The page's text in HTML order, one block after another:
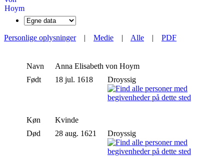
Personlige oplysninger| Medie | Alle | PDF
Navn Anna Elisabeth von Hoym
Født
18 jul. 1618 Droyssig
Køn
Kvinde
Død
28 aug. 1621 Droyssig